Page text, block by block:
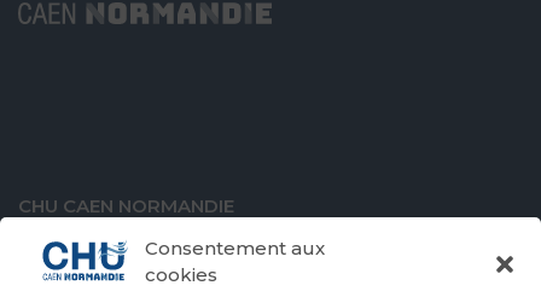
Consentement aux
cookies
CHU CAEN NORMANDIE
14000 Caen